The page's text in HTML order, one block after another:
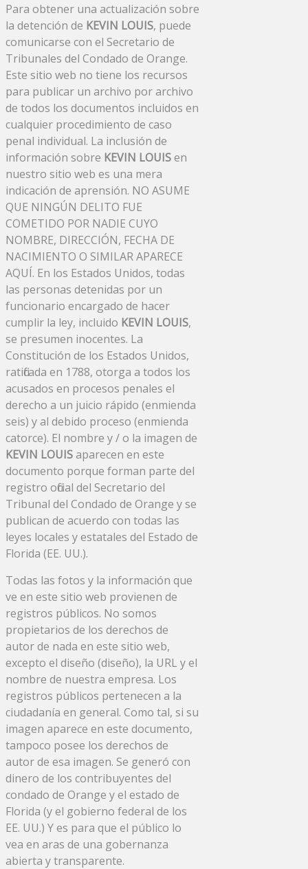
Para obtener una actualización sobre
la detención de KEVIN LOUIS, puede
comunicarse con el Secretario de
Tribunales del Condado de Orange.
Este sitio web no tiene los recursos
para publicar un archivo por archivo
de todos los documentos incluidos en
cualquier procedimiento de caso
penal individual. La inclusión de
información sobre KEVIN LOUISen
nuestro sitio web es una mera
indicación de aprensión. NO ASUME
QUE NINGÚN DELITO FUE
COMETIDO POR NADIE CUYO
NOMBRE, DIRECCIÓN, FECHA DE
NACIMIENTO O SIMILAR APARECE
AQUÍ. En los Estados Unidos, todas
las personas detenidas por un
funcionario encargado de hacer
cumplir la ley, incluido KEVIN LOUIS,
se presumen inocentes. La
Constitución de los Estados Unidos,
ratificada en 1788, otorga a todos los
acusados ​​en procesos penales el
derecho a un juicio rápido (enmienda
seis) y al debido proceso (enmienda
catorce). El nombre y / o la imagen de
KEVIN LOUISaparecen en este
documento porque forman parte del
registro oficial del Secretario del
Tribunal del Condado de Orange y se
publican de acuerdo con todas las
leyes locales y estatales del Estado de
Florida (EE. UU.).
Todas las fotos y la información que
ve en este sitio web provienen de
registros públicos. No somos
propietarios de los derechos de
autor de nada en este sitio web,
excepto el diseño (diseño), la URL y el
nombre de nuestra empresa. Los
registros públicos pertenecen a la
ciudadanía en general. Como tal, si su
imagen aparece en este documento,
tampoco posee los derechos de
autor de esa imagen. Se generó con
dinero de los contribuyentes del
condado de Orange y el estado de
Florida (y el gobierno federal de los
EE. UU.) Y es para que el público lo
vea en aras de una gobernanza
abierta y transparente.